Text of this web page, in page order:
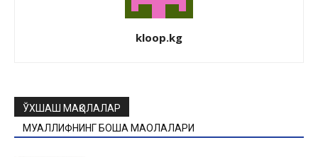
kloop.kg
ЎХШАШ МАҚОЛАЛАР
МУАЛЛИФНИНГ БОШҚА МАҚОЛАЛАРИ